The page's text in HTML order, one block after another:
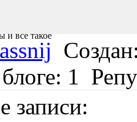
и все такое
1
записи: